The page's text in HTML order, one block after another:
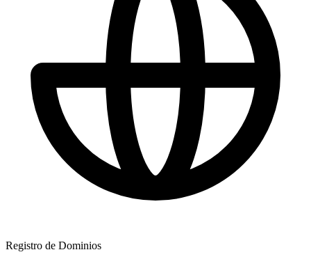
Registro de Dominios